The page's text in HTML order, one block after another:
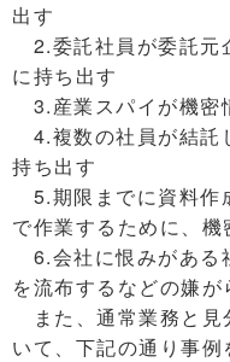
出す
2.委託社員が委託元
に持ち出す
3.産業スパイが機密
4.複数の社員が結託
持ち出す
5.期限までに資料作
で作業するために、
6.会社に恨みがある
を流布するなどの嫌が
また、通常業務と見
いて、下記の通り事例